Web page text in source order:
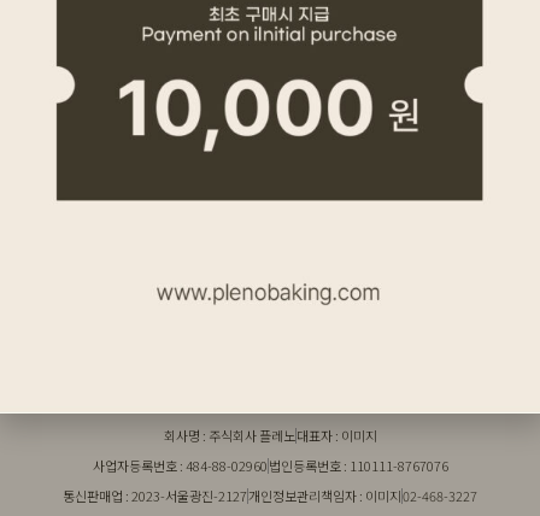
전체 일반 결제 온라인 강의 기타
회사명 : 주식회사 플레노대표자 : 이미지
사업자등록번호 : 484-88-02960법인등록번호 : 110111-8767076
통신판매업 : 2023-서울광진-2127개인정보관리책임자 : 이미지02-468-3227